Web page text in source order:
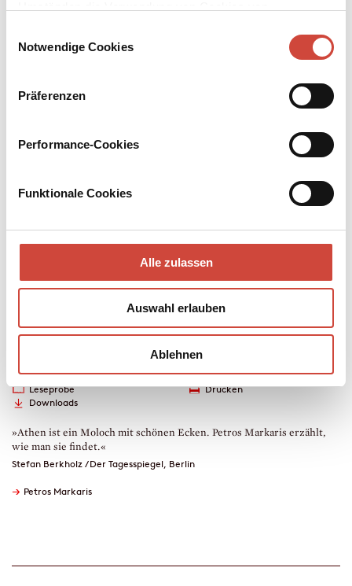
Notwendige Cookies
Präferenzen
Performance-Cookies
Funktionale Cookies
Alle zulassen
Auswahl erlauben
Ablehnen
Quer durch Athen
Aus dem Neugriechischen von Michaela Prinzinger. Mit 22
In seinen Krimis schickt Petros Markaris Kommissar Charitos
fährt mit ihm einmal quer durch die Stadt, mit der Linie 1 der
208 Seiten
€ (D) 15.00 / sFr 20.00* / € (A) 15.50
Leseprobe
Downloads
Drucken
»Athen ist ein Moloch mit schönen Ecken. Petros Markaris erzählt,
wie man sie findet.«
Stefan Berkholz / Der Tagesspiegel, Berlin
→ Petros Markaris